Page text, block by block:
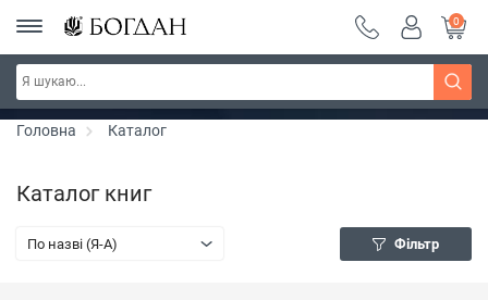
РОЗПРОДАЖ ~ 150 грн ~ 200 грн ~ 250 грн ~
300 грн ~ РОЗПРОДАЖ
Дізнатись більше
0
Головна Каталог
Каталог книг
По назві (Я-А) Фільтр